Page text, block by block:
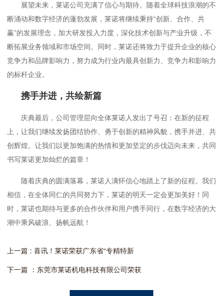
展望未来，莱诺公司充满了信心与期待。随着全球科技浪潮的不
断涌动和数字经济的蓬勃发展，莱诺将继续秉持“创新、合作、共
赢”的发展理念，加大研发投入力度，深化技术创新与产业升级，不
断拓展业务领域和市场空间。同时，莱诺还将致力于提升企业的核心
竞争力和品牌影响力，努力成为行业内最具创新力、竞争力和影响力
的标杆企业。
携手并进，共绘新篇
庆典最后，公司管理层向全体莱诺人发出了号召：在新的征程
上，让我们继续发扬团结协作、勇于创新的精神风貌，携手并进、共
创辉煌。让我们以更加饱满的热情和更加坚定的步伐迈向未来，共同
书写莱诺更加灿烂的篇章！
随着庆典的圆满落幕，莱诺人满怀信心地踏上了新的征程。我们
相信，在全体同仁的共同努力下，莱诺的明天一定会更加美好！同
时，莱诺也期待与更多的合作伙伴和用户携手同行，在数字经济的大
潮中乘风破浪、扬帆远航！
上一篇 : 喜讯！莱诺荣获广东省“专精特新
下一篇 ：东莞市莱诺机电科技有限公司荣获